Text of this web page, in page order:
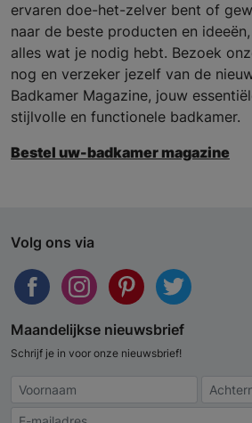
ervaren doe-het-zelver bent of
naar de beste producten en
alles wat je nodig hebt. Bezoek
nog en verzeker jezelf van de
Badkamer Magazine, jouw
stijlvolle en functionele badkamer.
Bestel uw-badkamer magazine
Volg ons via
Maandelijkse nieuwsbrief
Schrijf je in voor onze nieuwsbrief!